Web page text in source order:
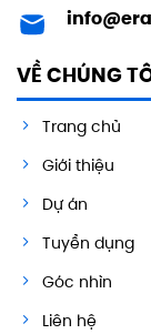
VỀ CHÚNG
Trang chủ
Giới thiệu
Dự án
Tuyển dụng
Góc nhìn
Liên hệ